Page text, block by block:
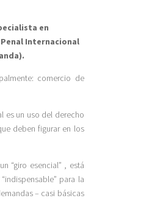
en
Penal Internacional
comercio de
es un uso del derecho
deben figurar en los
“giro esencial” , está
para la
– casi básicas